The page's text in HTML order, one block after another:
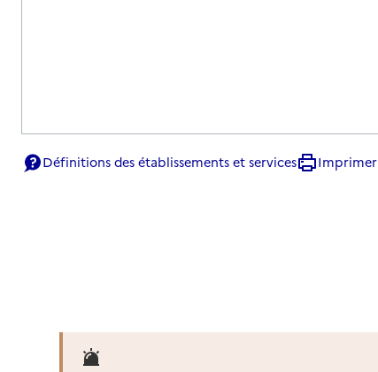
Définitions des établissements et services Imprimer